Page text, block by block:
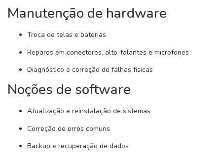
Manutenção de hardware
Troca de telas e baterias
Reparos em conectores, alto-falantes e microfones
Diagnóstico e correção de falhas físicas
Noções de software
Atualização e reinstalação de sistemas
Correção de erros comuns
Backup e recuperação de dados